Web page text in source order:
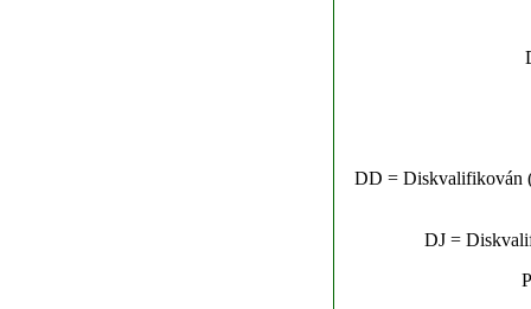
DD = Diskvalifikován
DJ =